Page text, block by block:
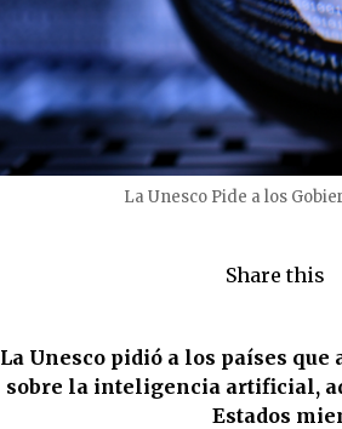
La Unesco Pide a los
Share this
La Unesco pidió a los países
sobre la inteligencia artificial,
Estados